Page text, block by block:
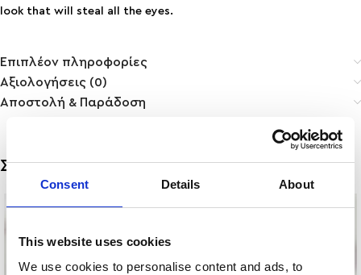
Consent Details About
This website uses cookies
We use cookies to personalise content and ads, to
look that will steal all the eyes.
Επιπλέον πληροφορίες
Αξιολογήσεις (0)
Αποστολή & Παράδοση
Σχετικά προϊόντα